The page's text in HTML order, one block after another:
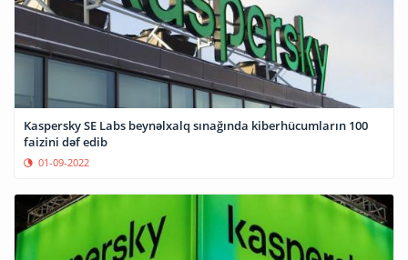
Kaspersky SE Labs beynəlxalq sınağında kiberhücumların 100
faizini dəf edib
01-09-2022